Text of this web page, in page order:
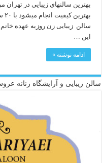
بهترین سالنهای زیبایی در تهران
سالن زیبایی زن روزبه عهده
این …
ادامه نوشته »
سالن زیبایی و آرایشگاه زنانه